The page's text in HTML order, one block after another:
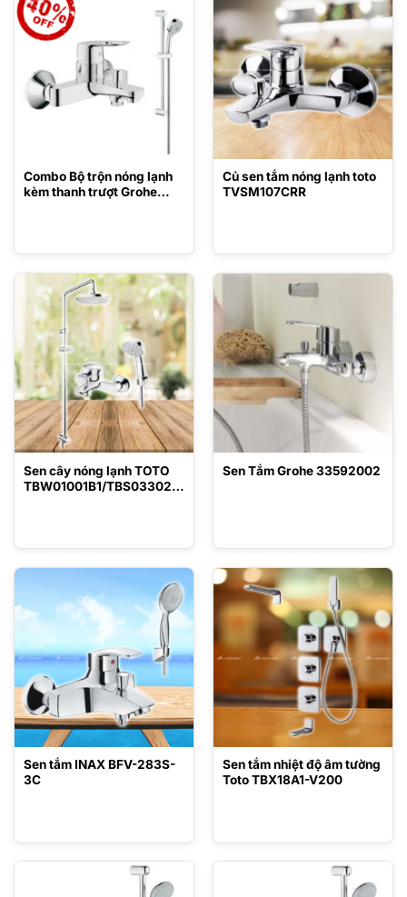
Combo Bộ trộn nóng lạnh
kèm thanh trượt Grohe
Củ sen tắm nóng lạnh toto
TVSM107CRR
Sen cây nóng lạnh TOTO
TBW01001B1/TBS03302V/
Sen Tắm Grohe 33592002
Sen tắm INAX BFV-283S-
3C
Sen tắm nhiệt độ âm tường
Toto TBX18A1-V200